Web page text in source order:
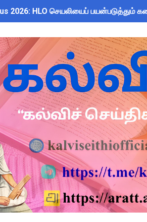
2026: HLO செயலியைப் பயன்படுத்தும்
India வழங்கும் Wild Wisdom Global
ரூ.14,000 கோடி நிதி
பள்ளிகளுக்கு முக்கிய அறிவிப்பு:
2026 - 2027 Forms: கலைத்
Standard Ennum Ezhuthum Term
Duty for Teachers:
2027: கோவை பள்ளி ஆசிரியர்களுக்கு
CEO அதிரடி உத்தரவு: முழு
ஆசிரியர்களுக்கு அரை நாள்